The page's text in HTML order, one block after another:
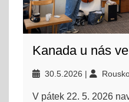
Kanada u nás
30.5.2026
V pátek 22. 5. 2026